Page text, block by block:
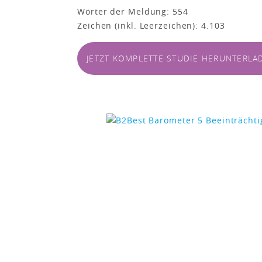
Wörter der Meldung: 554
Zeichen (inkl. Leerzeichen): 4.103
JETZT KOMPLETTE STUDIE